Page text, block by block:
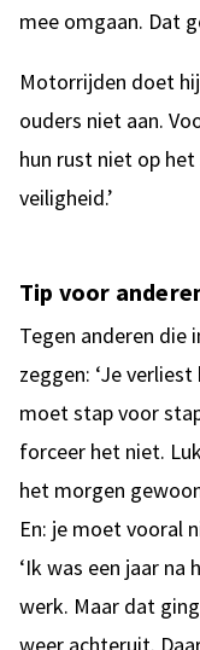
mee omgaan. Dat
Motorrijden doet
ouders niet aan.
hun rust niet op
veiligheid.’
Tip voor
Tegen anderen die
zeggen: ‘Je
moet stap voor
forceer het niet.
het morgen
En: je moet vooral
‘Ik was een jaar
werk. Maar dat